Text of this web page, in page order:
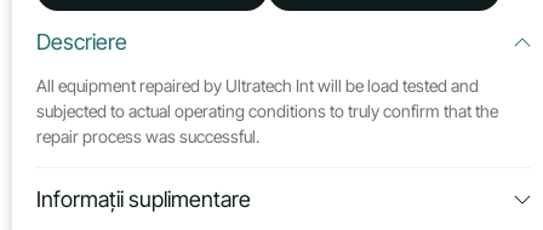
Descriere
All equipment repaired by Ultratech Int will be load tested and
subjected to actual operating conditions to truly confirm that the
repair process was successful.
Informații suplimentare